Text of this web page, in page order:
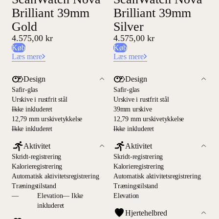
Brilliant 39mm
Gold
4.575,00 kr
Køb
Læs mere
Design
Safir-glas
Urskive i rustfrit stål
—
Ikke inkluderet
12,79 mm urskivetykkelse
—
Ikke inkluderet
Aktivitet
Skridt-registrering
Kalorieregistrering
Automatisk aktivitetsregistrering
Træningstilstand
—
Elevation— Ikke
inkluderet
Brilliant 39mm
Silver
4.575,00 kr
Køb
Læs mere
Design
Safir-glas
Urskive i rustfrit stål
39mm urskive
12,79 mm urskivetykkelse
—
Ikke inkluderet
Aktivitet
Skridt-registrering
Kalorieregistrering
Automatisk aktivitetsregistrering
Træningstilstand
Elevation
Hjertehelbred